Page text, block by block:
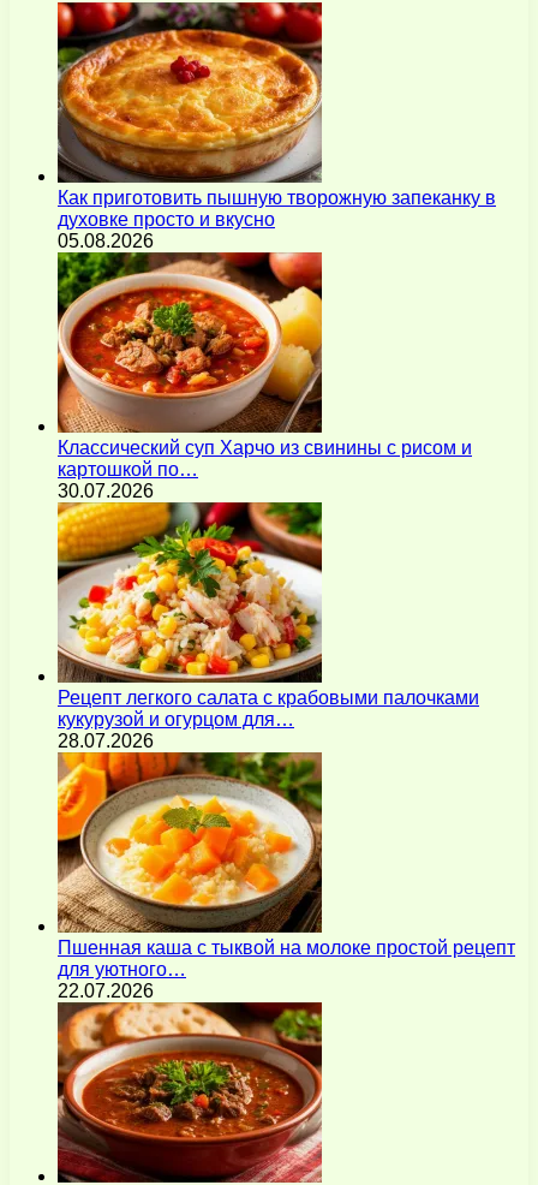
Как приготовить пышную творожную запеканку в
духовке просто и вкусно
05.08.2026
Классический суп Харчо из свинины с рисом и
картошкой по…
30.07.2026
Рецепт легкого салата с крабовыми палочками
кукурузой и огурцом для…
28.07.2026
Пшенная каша с тыквой на молоке простой рецепт
для уютного…
22.07.2026